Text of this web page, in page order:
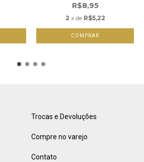
R$8,95
2 x de R$5,22
Trocas e Devoluções
Compre no varejo
Contato